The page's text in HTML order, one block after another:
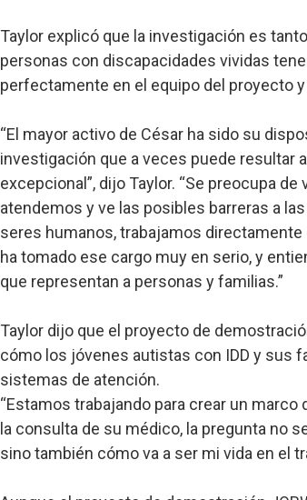
Taylor explicó que la investigación es
personas con discapacidades vividas
perfectamente en el equipo del proyecto
“El mayor activo de César ha sido su
investigación que a veces puede resultar
excepcional”, dijo Taylor. “Se preocupa
atendemos y ve las posibles barreras a
seres humanos, trabajamos
ha tomado ese cargo muy en serio, y
que representan a personas y familias.”
Taylor dijo que el proyecto de
cómo los jóvenes autistas con IDD y sus
sistemas de atención.
“Estamos trabajando para crear un
la consulta de su médico, la pregunta no
sino también cómo va a ser mi vida en el